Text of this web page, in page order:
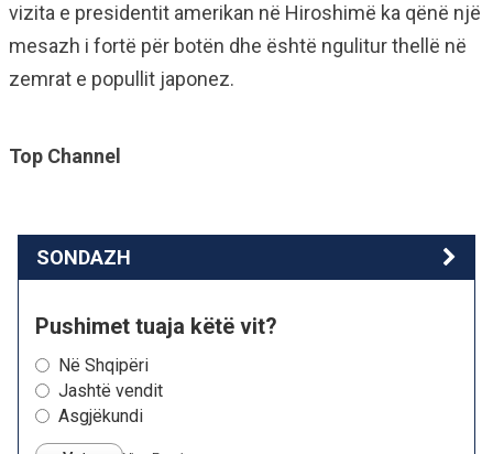
vizita e presidentit amerikan në Hiroshimë ka qënë një
mesazh i fortë për botën dhe është ngulitur thellë në
zemrat e popullit japonez.
Top Channel
SONDAZH
Pushimet tuaja këtë vit?
Në Shqipëri
Jashtë vendit
Asgjëkundi